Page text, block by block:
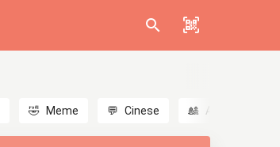
🤣 Meme 💬 Cinese 🎎 Anime